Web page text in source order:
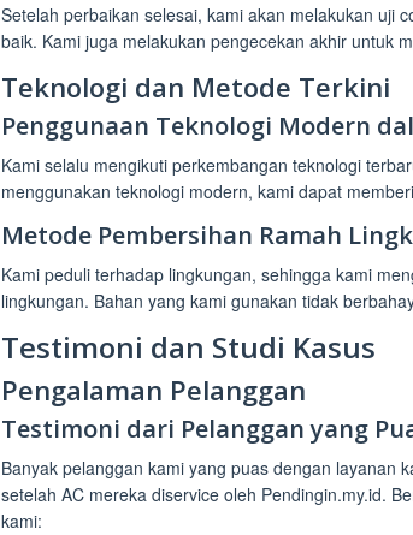
Setelah perbaikan selesai, kami akan melakukan uji
baik. Kami juga melakukan pengecekan akhir untuk
Teknologi dan Metode Terkini
Penggunaan Teknologi Modern
Kami selalu mengikuti perkembangan teknologi
menggunakan teknologi modern, kami dapat
Metode Pembersihan Ramah
Kami peduli terhadap lingkungan, sehingga kami
lingkungan. Bahan yang kami gunakan tidak
Testimoni dan Studi Kasus
Pengalaman Pelanggan
Testimoni dari Pelanggan yang
Banyak pelanggan kami yang puas dengan layanan
setelah AC mereka diservice oleh Pendingin.my.id.
kami: